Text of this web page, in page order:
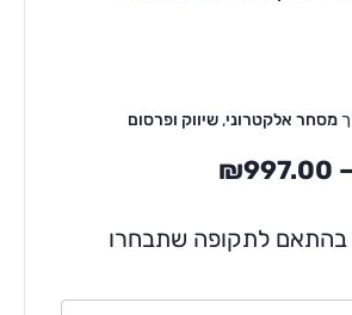
מסחר אלקטרוני, שיווק ופרסום
–
₪997.00
בהתאם לתקופה שתבחרו